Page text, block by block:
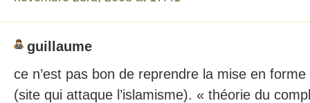
guillaume
ce n’est pas bon de reprendre la mise en
(site qui attaque l’islamisme). « théorie du